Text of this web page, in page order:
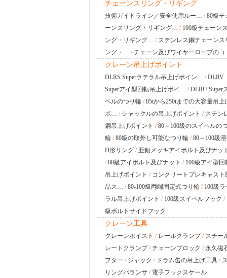
チェーンスリング・リギング
技術ガイドライン／安全使用ルー… /80級チ
ーンスリング・リギング… / 100級チェーン
ング・リギング… / ステンレス鋼チェーンス
ング・… /チェーン及びワイヤーロープの
クレーン吊上げポイント
DLRS.Superラテラル吊上げポイン… /DLRV
Superアイ型回転吊上げポイ… /DLRU Super
ベルのつり輪 /85tから250tまでの大容量吊上
ポ… / シャックルの吊上げポイント / ステン
鋼吊上げポイント /80～100級のスイベルの
輪 /80級の取外し可能なつり輪 /80～100級
D形リング / 亜鉛メッキアイボルト及びナッ
/80級アイボルト及びナット / 100級アイ型回
吊上げポイント / コンクリートプレキャスト
品ス… /80-100級両端固定式つり輪 / 100級ラ
ラル吊上げポイント / 100級スイベルフック /
級ボルトサイドフック
クレーン工具
クレーンホイスト / レールクランプ/ スチー
レートクランプ/チェーンブロック /永久磁
フター / ジャック / ドラム缶の吊上げ工具 /
リングバランサ / 電子フックスケール